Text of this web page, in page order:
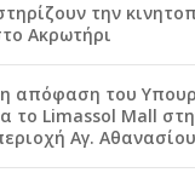
την
Ακρωτήρι
απόφαση του
το Limassol Mall
Αγ. Αθανασίου